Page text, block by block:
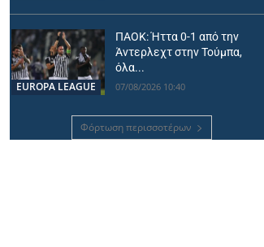
EUROPA LEAGUE
ΠΑΟΚ: Ήττα 0-1 από την
Άντερλεχτ στην Τούμπα,
όλα...
07/08/2026 10:40
Φόρτωση περισσοτέρων